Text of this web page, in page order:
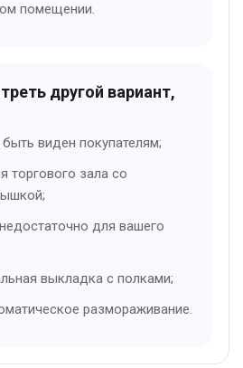
помещении.
другой вариант,
виден покупателям;
торгового зала со
для вашего
выкладка с полками;
размораживание.